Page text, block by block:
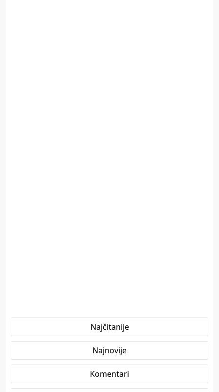
Najčitanije
Najnovije
Komentari